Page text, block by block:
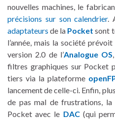
nouvelles machines, le
précisions sur son calendrier.
adaptateurs de la Pocket sont
l’année, mais la société
version 2.0 de l’Analogue OS
filtres graphiques sur Pocket
tiers via la plateforme
lancement de celle-ci. Enfin,
de pas mal de frustrations,
Pocket avec le DAC(qui